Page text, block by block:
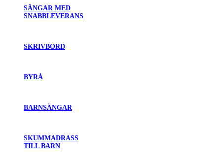
SÄNGAR MED
SNABBLEVERANS
SKRIVBORD
BYRÅ
BARNSÄNGAR
SKUMMADRASS
TILL BARN